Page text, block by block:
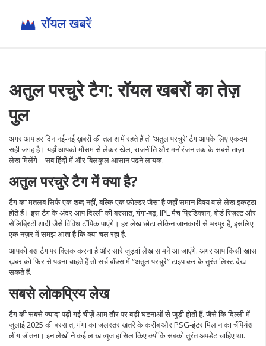
अतुल परचुरे टैग: रॉयल खबरों का तेज़
पुल
अगर आप हर दिन नई‑नई ख़बरों की तलाश में रहते हैं तो ‘अतुल परचुरे’ टैग आपके लिए एकदम
सही जगह है। यहाँ आपको मौसम से लेकर खेल, राजनीति और मनोरंजन तक के सबसे ताज़ा
लेख मिलेंगे—सब हिंदी में और बिलकुल आसान पढ़ने लायक.
अतुल परचुरे टैग में क्या है?
टैग का मतलब सिर्फ एक शब्द नहीं, बल्कि एक फ़ोल्डर जैसा है जहाँ समान विषय वाले लेख इकट्ठा
होते हैं। इस टैग के अंदर आप दिल्ली की बरसात, गंगा‑बढ़, IPL मैच प्रिडिक्शन, बोर्ड रिज़ल्ट और
सेलिब्रिटी शादी जैसे विविध टॉपिक पाएंगे। हर लेख छोटा लेकिन जानकारी से भरपूर है, इसलिए
एक नज़र में समझ आता है कि क्या चल रहा है.
आपको बस टैग पर क्लिक करना है और सारे जुड़वां लेख सामने आ जाएंगे. अगर आप किसी खास
ख़बर को फिर से पढ़ना चाहते हैं तो सर्च बॉक्स में “अतुल परचुरे” टाइप कर के तुरंत लिस्ट देख
सकते हैं.
सबसे लोकप्रिय लेख
टैग की सबसे ज्यादा पढ़ी गई चीज़ें आम तौर पर बड़ी घटनाओं से जुड़ी होती हैं. जैसे कि दिल्ली में
जुलाई 2025 की बरसात, गंगा का जलस्तर खतरे के करीब और PSG‑इंटर मिलान का चैंपियंस
लीग जीतना। इन लेखों ने कई लाख व्यूज हासिल किए क्योंकि सबको तुरंत अपडेट चाहिए था.